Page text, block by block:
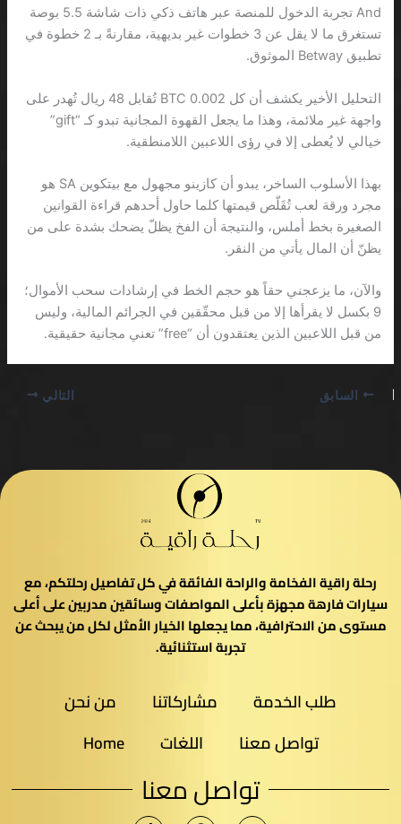
And تجربة الدخول للمنصة عبر هاتف ذكي ذات شاشة 5.5 بوصة
تستغرق ما لا يقل عن 3 خطوات غير بديهية، مقارنةً بـ 2 خطوة في
تطبيق Betway الموثوق.
التحليل الأخير يكشف أن كل 0.002 BTC تُقابل 48 ريال تُهدر على
واجهة غير ملائمة، وهذا ما يجعل القهوة المجانية تبدو كـ “gift”
خيالي لا يُعطى إلا في رؤى اللاعبين اللامنطقية.
بهذا الأسلوب الساخر، يبدو أن كازينو مجهول مع بيتكوين SA هو
مجرد ورقة لعب تُقَلّص قيمتها كلما حاول أحدهم قراءة القوانين
الصغيرة بخط أملس، والنتيجة أن الفخ يظلّ يضحك بشدة على من
يظنّ أن المال يأتي من النقر.
والآن، ما يزعجني حقاً هو حجم الخط في إرشادات سحب الأموال؛
9 بكسل لا يقرأها إلا من قبل محقّقين في الجرائم المالية، وليس
من قبل اللاعبين الذين يعتقدون أن “free” تعني مجانية حقيقية.
السابق التالي
رحلة راقية الفخامة والراحة الفائقة في كل تفاصيل رحلتكم، مع
سيارات فارهة مجهزة بأعلى المواصفات وسائقين مدربين على أعلى
مستوى من الاحترافية، مما يجعلها الخيار الأمثل لكل من يبحث عن
تجربة استثنائية.
طلب الخدمة مشاركاتنا
من نحن
تواصل معنا
اللغات Home
تواصل معنا​